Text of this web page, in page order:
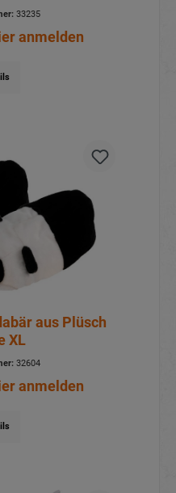
33235
anmelden
aus Plüsch
XL
32604
anmelden